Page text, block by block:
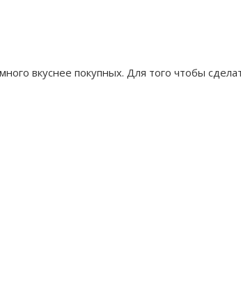
вкуснее покупных. Для того чтобы